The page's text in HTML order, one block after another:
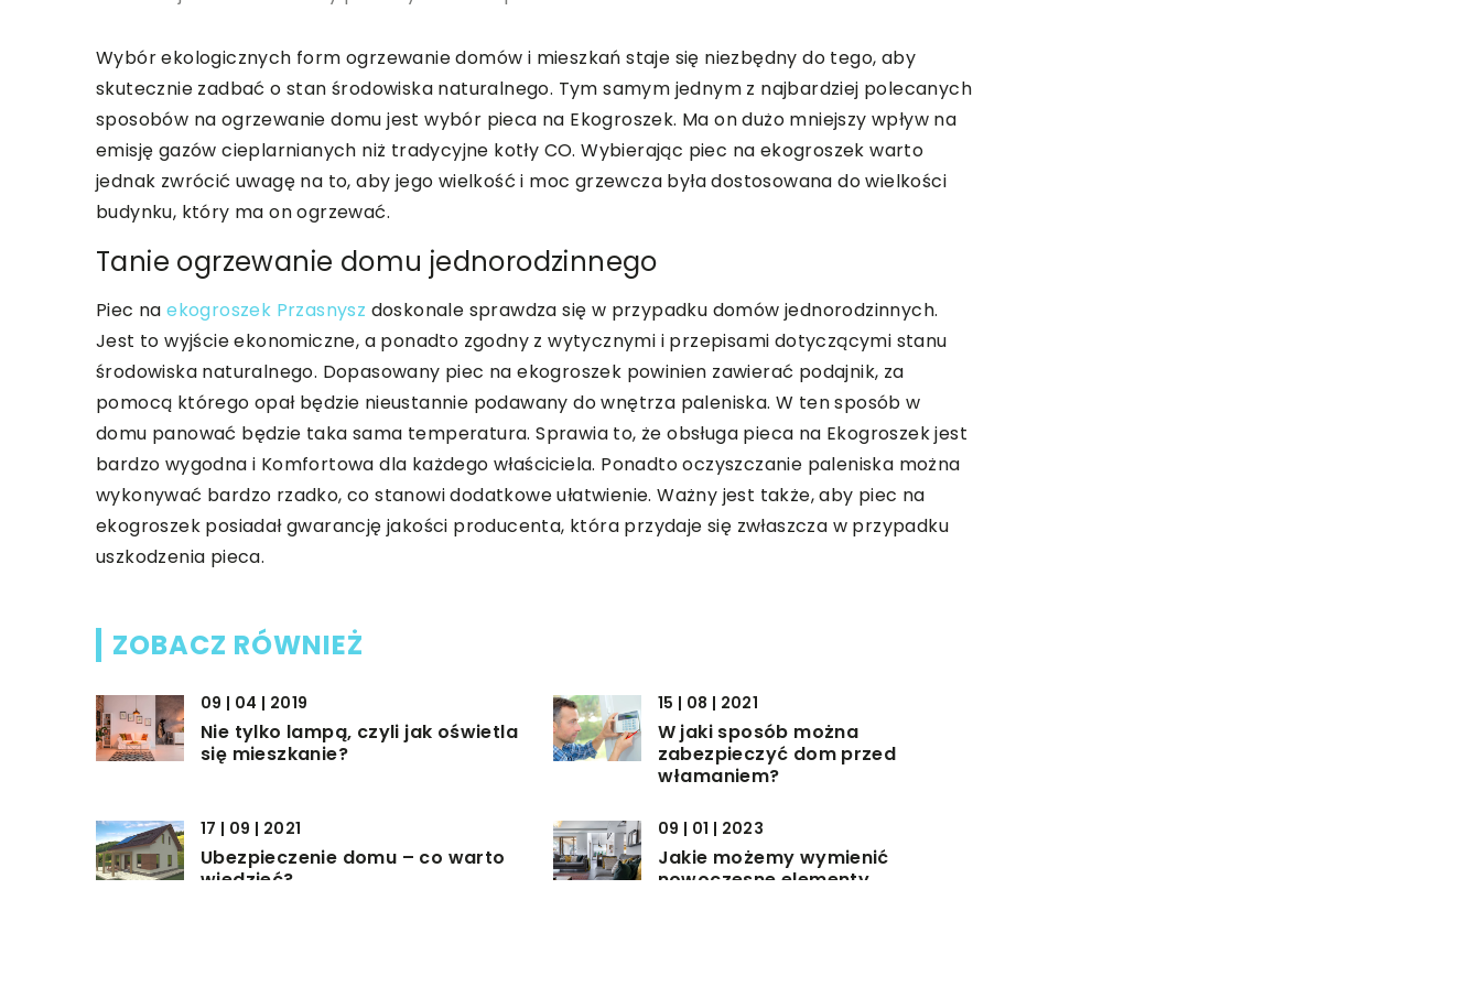
Wybór ekologicznych form ogrzewanie domów i mieszkań staje się niezbędny do tego, aby
skutecznie zadbać o stan środowiska naturalnego. Tym samym jednym z najbardziej polecanych
sposobów na ogrzewanie domu jest wybór pieca na Ekogroszek. Ma on dużo mniejszy wpływ na
emisję gazów cieplarnianych niż tradycyjne kotły CO. Wybierając piec na ekogroszek warto
jednak zwrócić uwagę na to, aby jego wielkość i moc grzewcza była dostosowana do wielkości
budynku, który ma on ogrzewać.
Tanie ogrzewanie domu jednorodzinnego
Piec naekogroszek Przasnysz doskonale sprawdza się w przypadku domów jednorodzinnych.
Jest to wyjście ekonomiczne, a ponadto zgodny z wytycznymi i przepisami dotyczącymi stanu
środowiska naturalnego. Dopasowany piec na ekogroszek powinien zawierać podajnik, za
pomocą którego opał będzie nieustannie podawany do wnętrza paleniska. W ten sposób w
domu panować będzie taka sama temperatura. Sprawia to, że obsługa pieca na Ekogroszek jest
bardzo wygodna i Komfortowa dla każdego właściciela. Ponadto oczyszczanie paleniska można
wykonywać bardzo rzadko, co stanowi dodatkowe ułatwienie. Ważny jest także, aby piec na
ekogroszek posiadał gwarancję jakości producenta, która przydaje się zwłaszcza w przypadku
uszkodzenia pieca.
ZOBACZ RÓWNIEŻ
09 | 04 | 2019
Nie tylko lampą, czyli jak oświetla
się mieszkanie?
15 | 08 | 2021
W jaki sposób można
zabezpieczyć dom przed
włamaniem?
17 | 09 | 2021
Ubezpieczenie domu – co warto
wiedzieć?
09 | 01 | 2023
Jakie możemy wymienić
nowoczesne elementy